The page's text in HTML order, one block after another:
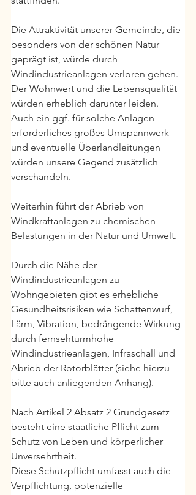
Die Attraktivität unserer Gemeinde, die
besonders von der schönen Natur
geprägt ist, würde durch
Windindustrieanlagen verloren gehen.
Der Wohnwert und die Lebensqualität
würden erheblich darunter leiden.
Auch ein ggf. für solche Anlagen
erforderliches großes Umspannwerk
und eventuelle Überlandleitungen
würden unsere Gegend zusätzlich
verschandeln.
Weiterhin führt der Abrieb von
Windkraftanlagen zu chemischen
Belastungen in der Natur und Umwelt.
Durch die Nähe der
Windindustrieanlagen zu
Wohngebieten gibt es erhebliche
Gesundheitsrisiken wie Schattenwurf,
Lärm, Vibration, bedrängende Wirkung
durch fernsehturmhohe
Windindustrieanlagen, Infraschall und
Abrieb der Rotorblätter (siehe hierzu
bitte auch anliegenden Anhang).
Nach Artikel 2 Absatz 2 Grundgesetz
besteht eine staatliche Pflicht zum
Schutz von Leben und körperlicher
Unversehrtheit.
Diese Schutzpflicht umfasst auch die
Verpflichtung, potenzielle